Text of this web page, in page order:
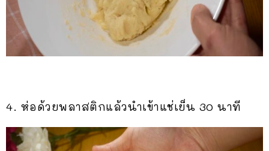
4. ห่อด้วยพลาสติกแล้วนำเข้าแช่เย็น 30 นาที